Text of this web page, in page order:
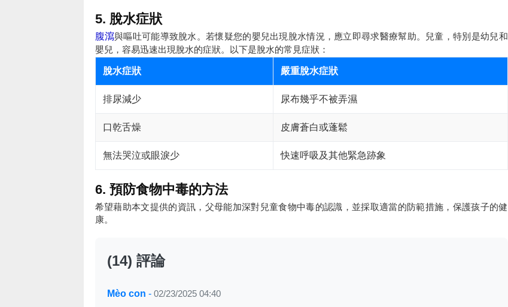
5. 脫水症狀
腹瀉與嘔吐可能導致脫水。若懷疑您的嬰兒出現脫水情況，應立即尋求醫療幫助。兒童，特別是幼兒和
嬰兒，容易迅速出現脫水的症狀。以下是脫水的常見症狀：
脫水症狀 嚴重脫水症狀
排尿減少 尿布幾乎不被弄濕
口乾舌燥 皮膚蒼白或蓬鬆
無法哭泣或眼淚少 快速呼吸及其他緊急跡象
6. 預防食物中毒的方法
希望藉助本文提供的資訊，父母能加深對兒童食物中毒的認識，並採取適當的防範措施，保護孩子的健
康。
(14) 評論
Mèo con - 02/23/2025 04:40